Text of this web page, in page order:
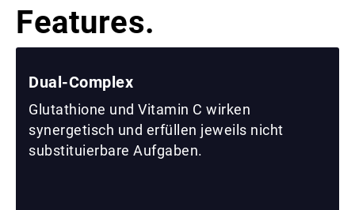
Features.
Dual-Complex
Glutathione und Vitamin C wirken
synergetisch und erfüllen jeweils nicht
substituierbare Aufgaben.